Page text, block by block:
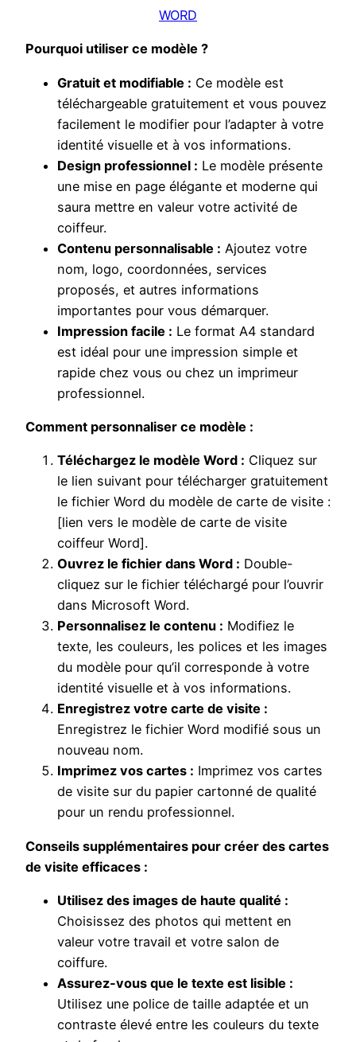
WORD
Pourquoi utiliser ce modèle ?
Gratuit et modifiable : Ce modèle est
téléchargeable gratuitement et vous pouvez
facilement le modifier pour l’adapter à votre
identité visuelle et à vos informations.
Design professionnel : Le modèle présente
une mise en page élégante et moderne qui
saura mettre en valeur votre activité de
coiffeur.
Contenu personnalisable : Ajoutez votre
nom, logo, coordonnées, services
proposés, et autres informations
importantes pour vous démarquer.
Impression facile : Le format A4 standard
est idéal pour une impression simple et
rapide chez vous ou chez un imprimeur
professionnel.
Comment personnaliser ce modèle :
Téléchargez le modèle Word : Cliquez sur
le lien suivant pour télécharger gratuitement
le fichier Word du modèle de carte de visite :
[lien vers le modèle de carte de visite
coiffeur Word].
Ouvrez le fichier dans Word : Double-
cliquez sur le fichier téléchargé pour l’ouvrir
dans Microsoft Word.
Personnalisez le contenu : Modifiez le
texte, les couleurs, les polices et les images
du modèle pour qu’il corresponde à votre
identité visuelle et à vos informations.
Enregistrez votre carte de visite :
Enregistrez le fichier Word modifié sous un
nouveau nom.
Imprimez vos cartes : Imprimez vos cartes
de visite sur du papier cartonné de qualité
pour un rendu professionnel.
Conseils supplémentaires pour créer des cartes
de visite efficaces :
Utilisez des images de haute qualité :
Choisissez des photos qui mettent en
valeur votre travail et votre salon de
coiffure.
Assurez-vous que le texte est lisible :
Utilisez une police de taille adaptée et un
contraste élevé entre les couleurs du texte